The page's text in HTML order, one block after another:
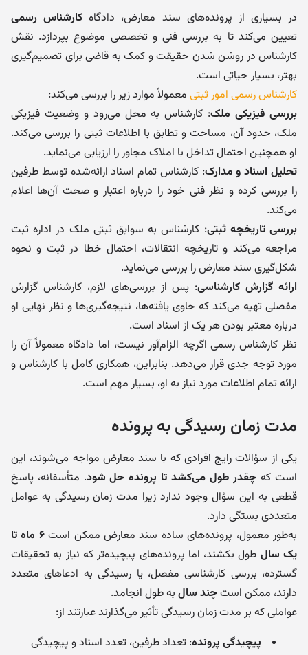
در بسیاری از پرونده‌های سند معارض، دادگاه کارشناس رسمی
تعیین می‌کند تا به بررسی فنی و تخصصی موضوع بپردازد. نقش
کارشناس در روشن شدن حقیقت و کمک به قاضی برای تصمیم‌گیری
بهتر، بسیار حیاتی است.
کارشناس رسمی امور ثبتی معمولاً موارد زیر را بررسی می‌کند:
بررسی فیزیکی ملک: کارشناس به محل می‌رود و وضعیت فیزیکی
ملک، حدود آن، مساحت و تطابق با اطلاعات ثبتی را بررسی می‌کند.
او همچنین احتمال تداخل با املاک مجاور را ارزیابی می‌نماید.
تحلیل اسناد و مدارک: کارشناس تمام اسناد ارائه‌شده توسط طرفین
را بررسی کرده و نظر فنی خود را درباره اعتبار و صحت آن‌ها اعلام
می‌کند.
بررسی تاریخچه ثبتی: کارشناس به سوابق ثبتی ملک در اداره ثبت
مراجعه می‌کند و تاریخچه انتقالات، احتمال خطا در ثبت و نحوه
شکل‌گیری سند معارض را بررسی می‌نماید.
ارائه گزارش کارشناسی: پس از بررسی‌های لازم، کارشناس گزارش
مفصلی تهیه می‌کند که حاوی یافته‌ها، نتیجه‌گیری‌ها و نظر نهایی او
درباره معتبر بودن هر یک از اسناد است.
نظر کارشناس رسمی اگرچه الزام‌آور نیست، اما دادگاه معمولاً آن را
مورد توجه جدی قرار می‌دهد. بنابراین، همکاری کامل با کارشناس و
ارائه تمام اطلاعات مورد نیاز به او، بسیار مهم است.
مدت زمان رسیدگی به پرونده
یکی از سؤالات رایج افرادی که با سند معارض مواجه می‌شوند، این
است که چقدر طول می‌کشد تا پرونده حل شود. متأسفانه، پاسخ
قطعی به این سؤال وجود ندارد زیرا مدت زمان رسیدگی به عوامل
متعددی بستگی دارد.
به‌طور معمول، پرونده‌های ساده سند معارض ممکن است ۶ ماه تا
یک سال طول بکشند، اما پرونده‌های پیچیده‌تر که نیاز به تحقیقات
گسترده، بررسی کارشناسی مفصل، یا رسیدگی به ادعاهای متعدد
دارند، ممکن استچند سال به طول انجامد.
عواملی که بر مدت زمان رسیدگی تأثیر می‌گذارند عبارتند از:
پیچیدگی پرونده: تعداد طرفین، تعدد اسناد و پیچیدگی